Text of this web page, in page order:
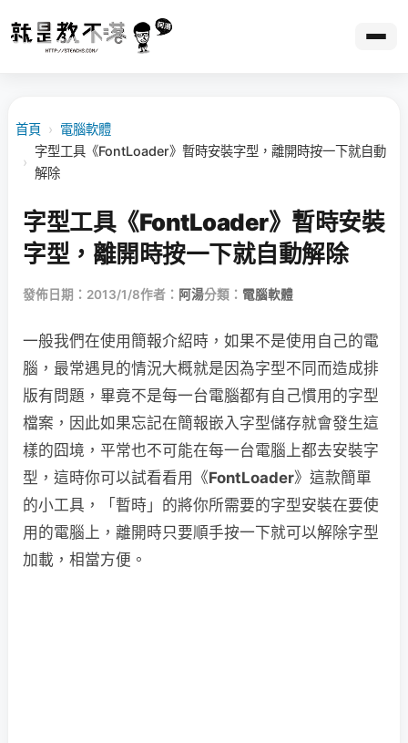
首頁 › 電腦軟體
›
字型工具《FontLoader》暫時安裝字型，離開時按一下就自動
解除
字型工具《FontLoader》暫時安裝
字型，離開時按一下就自動解除
發佈日期：2013/1/8作者： 阿湯分類： 電腦軟體
一般我們在使用簡報介紹時，如果不是使用自己的電
腦，最常遇見的情況大概就是因為字型不同而造成排
版有問題，畢竟不是每一台電腦都有自己慣用的字型
檔案，因此如果忘記在簡報嵌入字型儲存就會發生這
樣的囧境，平常也不可能在每一台電腦上都去安裝字
型，這時你可以試看看用《FontLoader》這款簡單
的小工具，「暫時」的將你所需要的字型安裝在要使
用的電腦上，離開時只要順手按一下就可以解除字型
加載，相當方便。